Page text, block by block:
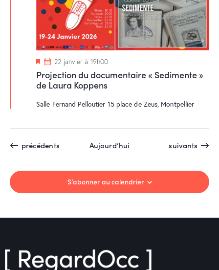
Projection du documentaire « Sedimente »
de Laura Koppens
M
s
e
a
v
t
22 janvier à 19h00
Salle Fernand Pelloutier 15 place de Zeus, Montpellier
Évènements
précédents Aujourd’hui Évènements
suivants
S’abonner au calendrier